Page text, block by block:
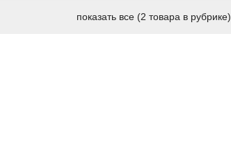
показать все (2 товара в рубрике)